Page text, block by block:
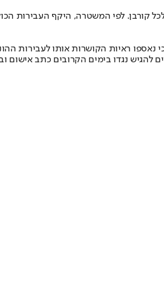
להגיש נגדו בימים הקרובים כתב אישום